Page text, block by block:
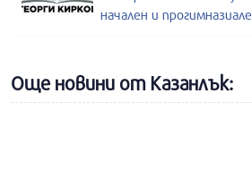
начален и
Още новини от Казанлък: